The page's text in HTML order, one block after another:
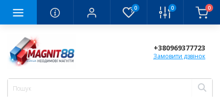
0 0 0
+380969377723
Замовити дзвінок